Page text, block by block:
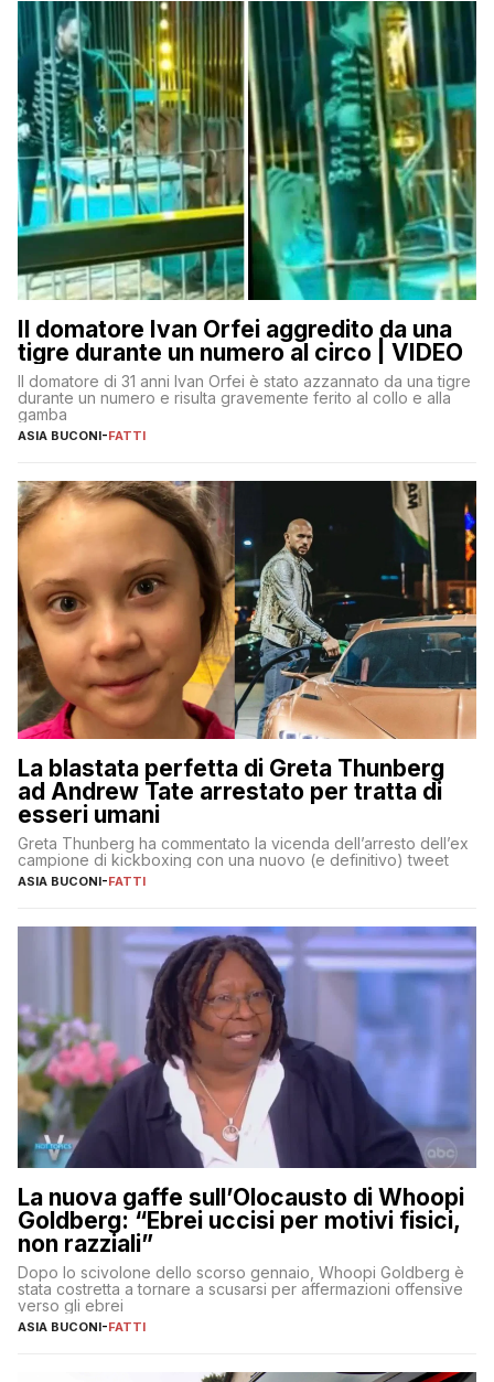
Il domatore Ivan Orfei aggredito da una
tigre durante un numero al circo | VIDEO
Il domatore di 31 anni Ivan Orfei è stato azzannato da una tigre
durante un numero e risulta gravemente ferito al collo e alla
gamba
ASIA BUCONI-FATTI
La blastata perfetta di Greta Thunberg
ad Andrew Tate arrestato per tratta di
esseri umani
Greta Thunberg ha commentato la vicenda dell’arresto dell’ex
campione di kickboxing con una nuovo (e definitivo) tweet
ASIA BUCONI-FATTI
La nuova gaffe sull’Olocausto di Whoopi
Goldberg: “Ebrei uccisi per motivi fisici,
non razziali”
Dopo lo scivolone dello scorso gennaio, Whoopi Goldberg è
stata costretta a tornare a scusarsi per affermazioni offensive
verso gli ebrei
ASIA BUCONI-FATTI